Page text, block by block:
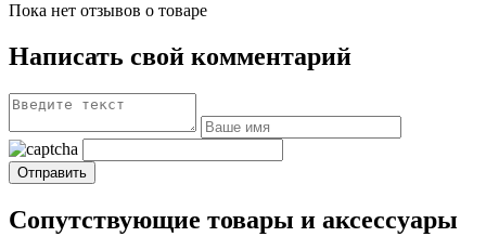
Пока нет отзывов о товаре
Написать свой комментарий
Сопутствующие товары и аксессуары